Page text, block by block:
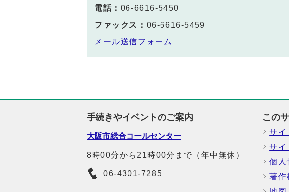
電話： 06-6616-5450
ファックス： 06-6616-5459
メール送信フォーム
手続きやイベントのご案内
大阪市総合コールセンター
8時00分から21時00分まで（年中無休）
06-4301-7285
この
サイ
サイ
個人
著作